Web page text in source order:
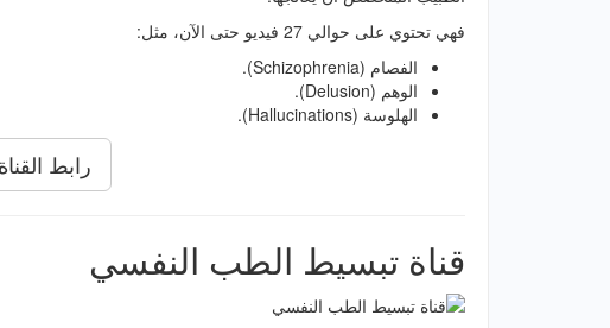
فهي تحتوي على حوالي 27 فيديو حتى الآن، مثل:
الفصام (Schizophrenia).
الوهم (Delusion).
الهلوسة (Hallucinations).
رابط القناة
قناة تبسيط الطب النفسي